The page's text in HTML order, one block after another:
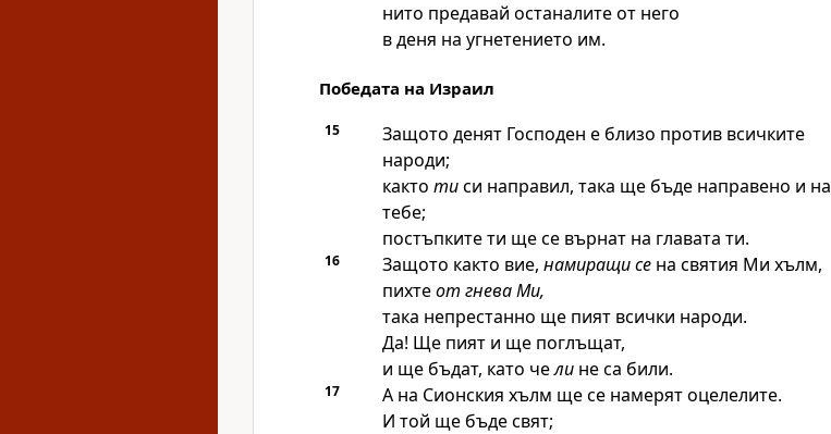
нито предавай останалите от него
в деня на угнетението им.
Победата на Израил
15 Защото денят Господен е близо против всичките
народи;
както тиси направил, така ще бъде направено и на
тебе;
постъпките ти ще се върнат на главата ти.
16 Защото както вие, намиращи сена святия Ми хълм,
пихтеот гнева Ми,
така непрестанно ще пият всички народи.
Да! Ще пият и ще поглъщат,
и ще бъдат, като челине са били.
17
А на Сионския хълм ще се намерят оцелелите.
И той ще бъде свят;